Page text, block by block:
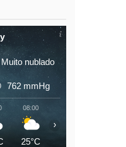
Muito nublado
762 mmHg
08:00
25°C
›